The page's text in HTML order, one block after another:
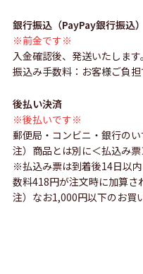
銀行振込（PayPay銀行振込）
※前金です※
入金確認後、発送いたします。
振込み手数料：お客様ご負担
後払い決済
※後払いです※
郵便局・コンビニ・銀行のい
注）商品とは別に＜払込み票
※払込み票は到着後14日以
数料418円が注文時に加算さ
注）なお1,000円以下のお買